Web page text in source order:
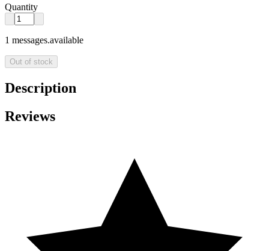
Quantity
1 messages.available
Out of stock
Description
Reviews